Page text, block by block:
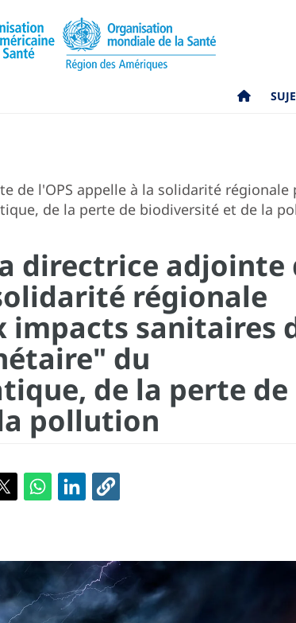
de l'OPS appelle à la solidarité
de la perte de biodiversité et de la
directrice adjointe
régionale
impacts sanitaires
du
de la perte de
pollution